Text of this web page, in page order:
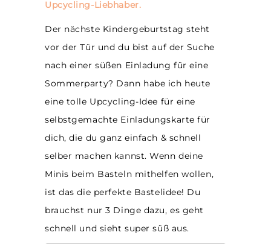
Upcycling-Liebhaber.
Der nächste Kindergeburtstag steht
vor der Tür und du bist auf der Suche
nach einer süßen Einladung für eine
Sommerparty? Dann habe ich heute
eine tolle Upcycling-Idee für eine
selbstgemachte Einladungskarte für
dich, die du ganz einfach & schnell
selber machen kannst. Wenn deine
Minis beim Basteln mithelfen wollen,
ist das die perfekte Bastelidee! Du
brauchst nur 3 Dinge dazu, es geht
schnell und sieht super süß aus.